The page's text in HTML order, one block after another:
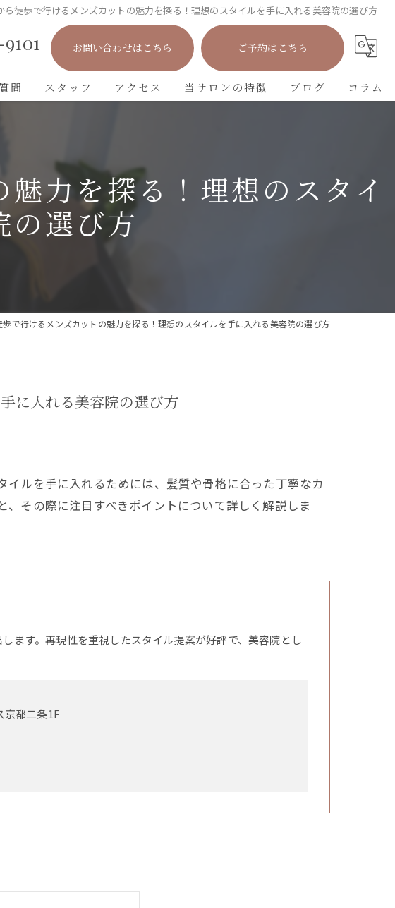
ら徒歩で行けるメンズカットの魅力を探る！理想のスタイルを手に入れる美容院の選び方
お問い合わせはこちら ご予約はこちら
問 スタッフ アクセス 当サロンの特徴
パーマ
ブログ コラム
力を探る！理想のスタイ
の選び方
歩で行けるメンズカットの魅力を探る！理想のスタイルを手に入れる美容院の選び方
に入れる美容院の選び方
ルを手に入れるためには、髪質や骨格に合った丁寧なカ
その際に注目すべきポイントについて詳しく解説しま
ます。再現性を重視したスタイル提案が好評で、美容院とし
京都二条1F